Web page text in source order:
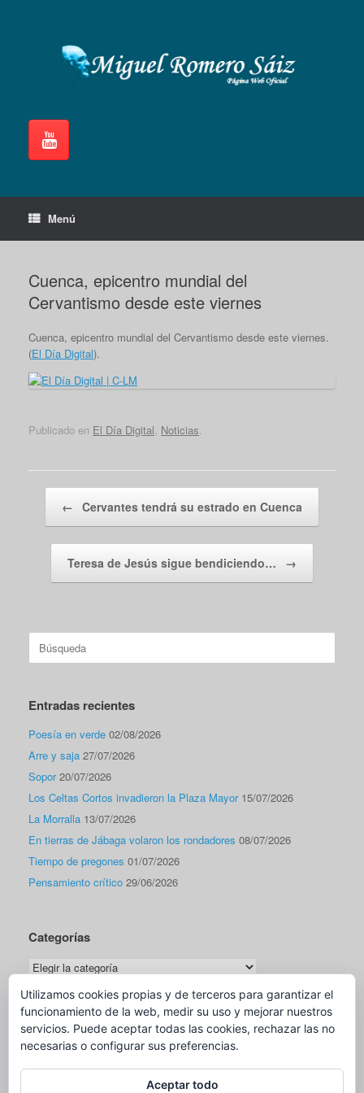
Menú
Cuenca, epicentro mundial del
Cervantismo desde este viernes
Cuenca, epicentro mundial del Cervantismo desde este viernes.
(El Día Digital).
Publicado en El Día Digital Noticias
← Cervantes tendrá su estrado en Cuenca
Teresa de Jesús sigue bendiciendo… →
Buscar:
Entradas recientes
Poesía en verde 02/08/2026
Arre y saja 27/07/2026
Sopor 20/07/2026
Los Celtas Cortos invadieron la Plaza Mayor 15/07/2026
La Morralla 13/07/2026
En tierras de Jábaga volaron los rondadores 08/07/2026
Tiempo de pregones 01/07/2026
Pensamiento crítico 29/06/2026
Categorías
Categorías
Traductor
Utilizamos cookies propias y de terceros para garantizar el
funcionamiento de la web, medir su uso y mejorar nuestros
servicios. Puede aceptar todas las cookies, rechazar las no
necesarias o configurar sus preferencias.
Aceptar todo